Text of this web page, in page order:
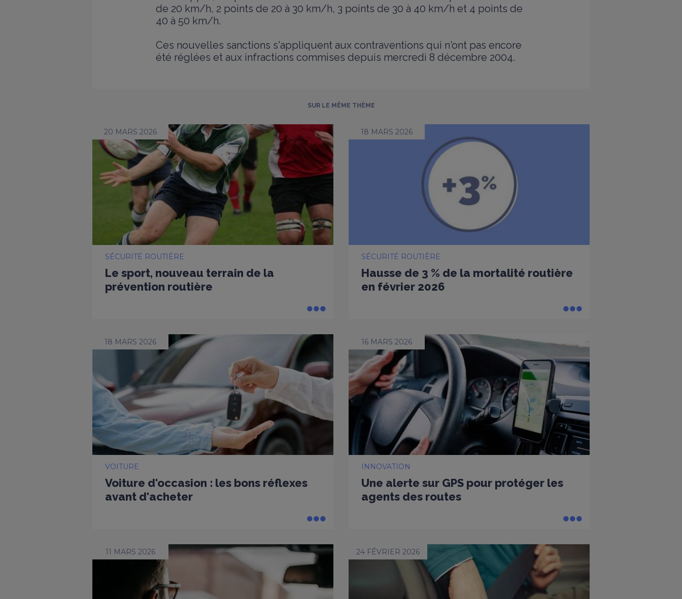
de 20 km/h, 2 points de 20 à 30 km/h, 3 points de 30 à 40 km/h et 4 points de
40 à 50 km/h.
Ces nouvelles sanctions s'appliquent aux contraventions qui n'ont pas encore
été réglées et aux infractions commises depuis mercredi 8 décembre 2004.
SUR LE MÊME THÈME
20 MARS 2026
SÉCURITÉ ROUTIÈRE
Le sport, nouveau terrain de la
prévention routière
18 MARS 2026
VOITURE
Voiture d'occasion : les bons réflexes
avant d'acheter
11 MARS 2026
18 MARS 2026
SÉCURITÉ ROUTIÈRE
Hausse de 3 % de la mortalité routière
en février 2026
16 MARS 2026
INNOVATION
Une alerte sur GPS pour protéger les
agents des routes
24 FÉVRIER 2026